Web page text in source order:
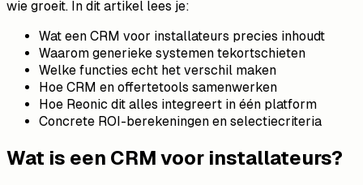
wie groeit. In dit artikel lees je:
Wat een CRM voor installateurs precies inhoudt
Waarom generieke systemen tekortschieten
Welke functies echt het verschil maken
Hoe CRM en offertetools samenwerken
Hoe Reonic dit alles integreert in één platform
Concrete ROI-berekeningen en selectiecriteria
Wat is een CRM voor installateurs?